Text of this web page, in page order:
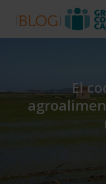
main
El